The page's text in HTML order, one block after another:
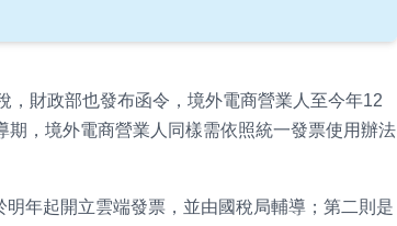
財政部也發布函令，境外電商營業人至今年12
，境外電商營業人同樣需依照統一發票使用辦法
年起開立雲端發票，並由國稅局輔導；第二則是